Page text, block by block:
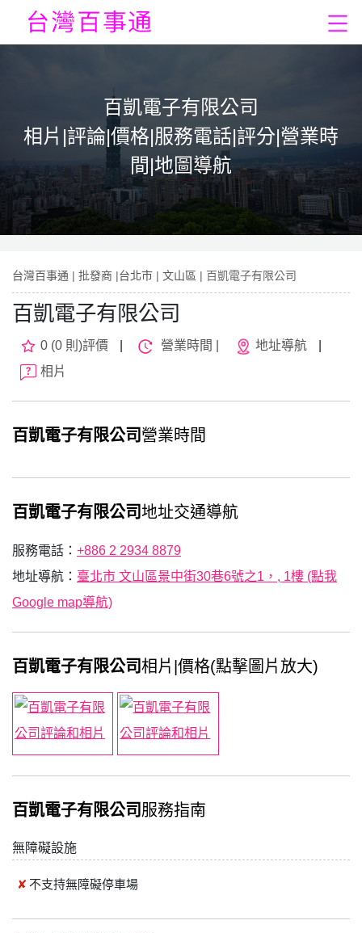
百凱電子有限公司
相片|評論|價格|服務電話|評分|營業時
間|地圖導航
台灣百事通 | 批發商 |台北市 | 文山區 | 百凱電子有限公司
百凱電子有限公司
0 (0 則)評價 營業時間 | 地址導航
相片
百凱電子有限公司 營業時間
百凱電子有限公司 地址交通導航
服務電話： +886 2 2934 8879
地址導航： 臺北市 文山區景中街30巷6號之1，, 1樓 (點我
Google map導航)
百凱電子有限公司 相片|價格(點擊圖片放大)
百凱電子有限公司 服務指南
無障礙設施
不支持無障礙停車場